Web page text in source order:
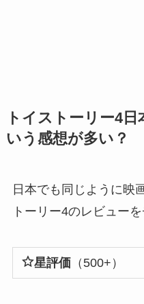
トイストーリー4
いう感想が多い？
日本でも同じように映
トーリー4のレビュー
星評価 （500+）